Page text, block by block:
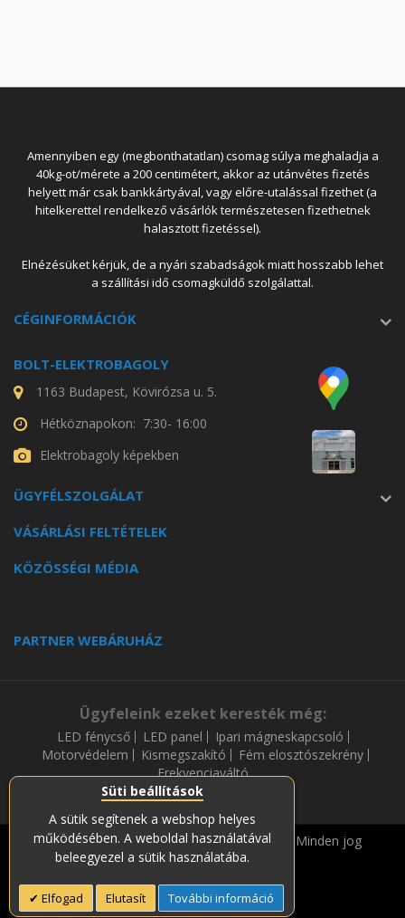
Süti beállítások
A sütik segítenek a webshop helyes
működésében. A weboldal használatával
beleegyezel a sütik használatába.
Elfogad Elutasít További információ
Amennyiben egy (megbonthatatlan) csomag súlya meghaladja a
40kg-ot/mérete a 200 centimétert, akkor az utánvétes fizetés
helyett már csak bankkártyával, vagy előre-utalással fizethet (a
hitelkerettel rendelkező vásárlók természetesen fizethetnek
halasztott fizetéssel).
Elnézésüket kérjük, de a nyári szabadságok miatt hosszabb lehet
a szállítási idő csomagküldő szolgálattal.
CÉGINFORMÁCIÓK
BOLT-ELEKTROBAGOLY
1163 Budapest, Kövirózsa u. 5.
Hétköznapokon: 7:30- 16:00
Elektrobagoly képekben
ÜGYFÉLSZOLGÁLAT
VÁSÁRLÁSI FELTÉTELEK
KÖZÖSSÉGI MÉDIA
PARTNER WEBÁRUHÁZ
Ügyfeleink ezeket keresték még:
LED fénycső LED panel
Ipari mágneskapcsoló
Motorvédelem
Kismegszakító
Fém elosztószekrény
Frekvenciaváltó
Copyright © 2019-2023 Soós és Társa Zrt. Minden jog